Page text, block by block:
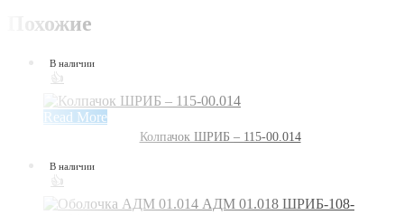
Похожие
В наличии
👍
Read More
Колпачок ШРИБ – 115-00.014
В наличии
👍